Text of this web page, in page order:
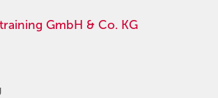
GmbH & Co. KG